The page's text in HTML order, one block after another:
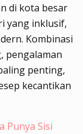
di kota besar
yang inklusif,
Kombinasi
pengalaman
penting,
kecantikan
Punya Sisi